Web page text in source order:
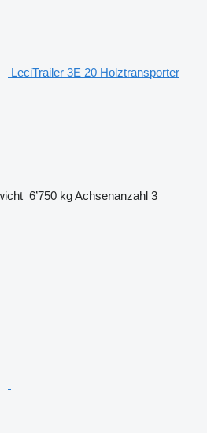
LeciTrailer 3E 20 Holztransporter
6’750 kgAchsenanzahl 3